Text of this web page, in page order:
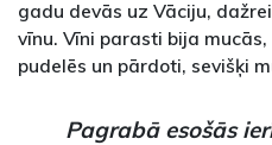
gadu devās uz Vāciju,
vīnu. Vīni parasti bija
pudelēs un pārdoti, sevišķi
Pagrabā esošās